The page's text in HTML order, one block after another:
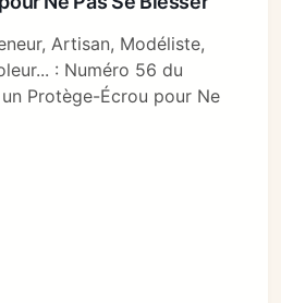
Artisan, Modéliste,
: Numéro 56 du
Protège-Écrou pour Ne